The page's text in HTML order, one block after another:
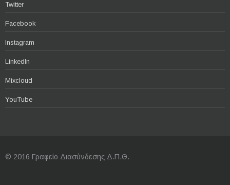
Twitter
Facebook
Instagram
LinkedIn
Mixcloud
YouTube
© 2016 Γραφείο Διασύνδεσης Δ.Π.Θ.